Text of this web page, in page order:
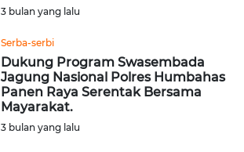
3 bulan yang lalu
Serba-serbi
Dukung Program Swasembada
Jagung Nasional Polres Humbahas
Panen Raya Serentak Bersama
Mayarakat.
3 bulan yang lalu